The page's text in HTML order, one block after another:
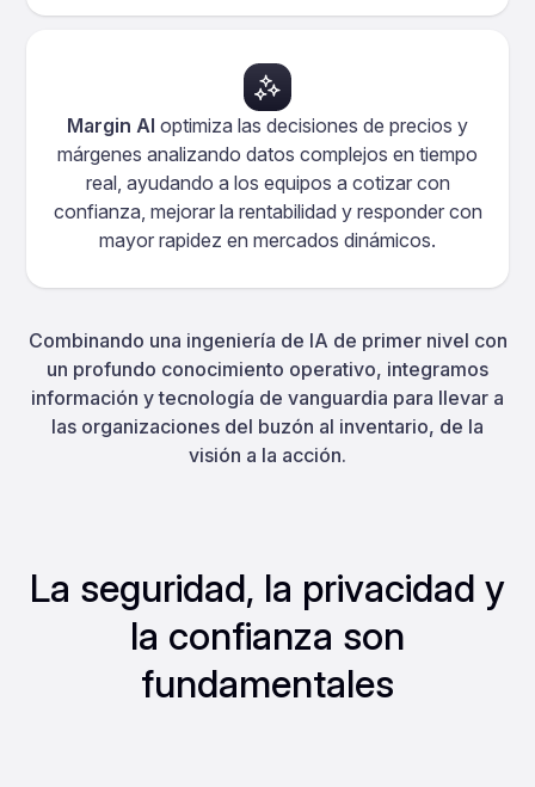
Margin AI optimiza las decisiones de precios y
márgenes analizando datos complejos en tiempo
real, ayudando a los equipos a cotizar con
confianza, mejorar la rentabilidad y responder con
mayor rapidez en mercados dinámicos.
Combinando una ingeniería de IA de primer nivel con
un profundo conocimiento operativo, integramos
información y tecnología de vanguardia para llevar a
las organizaciones del buzón al inventario, de la
visión a la acción.
La seguridad, la privacidad y
la confianza son
fundamentales